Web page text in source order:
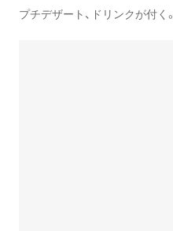
プチデザート、ドリンクが付く。